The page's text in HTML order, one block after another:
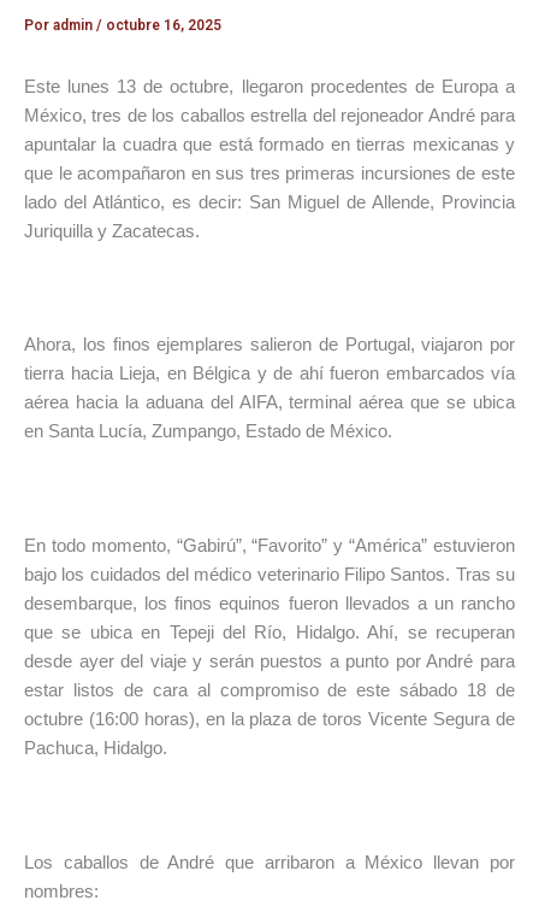
Por admin / octubre 16, 2025
Este lunes 13 de octubre, llegaron procedentes de Europa a
México, tres de los caballos estrella del rejoneador André para
apuntalar la cuadra que está formado en tierras mexicanas y
que le acompañaron en sus tres primeras incursiones de este
lado del Atlántico, es decir: San Miguel de Allende, Provincia
Juriquilla y Zacatecas.
Ahora, los finos ejemplares salieron de Portugal, viajaron por
tierra hacia Lieja, en Bélgica y de ahí fueron embarcados vía
aérea hacia la aduana del AIFA, terminal aérea que se ubica
en Santa Lucía, Zumpango, Estado de México.
En todo momento, “Gabirú”, “Favorito” y “América” estuvieron
bajo los cuidados del médico veterinario Filipo Santos. Tras su
desembarque, los finos equinos fueron llevados a un rancho
que se ubica en Tepeji del Río, Hidalgo. Ahí, se recuperan
desde ayer del viaje y serán puestos a punto por André para
estar listos de cara al compromiso de este sábado 18 de
octubre (16:00 horas), en la plaza de toros Vicente Segura de
Pachuca, Hidalgo.
Los caballos de André que arribaron a México llevan por
nombres: